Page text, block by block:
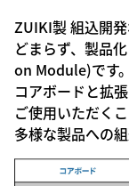
ZUIKI製 組込開
どまらず、製品
on Module)です。
コアボードと拡
ご使用いただく
多様な製品への